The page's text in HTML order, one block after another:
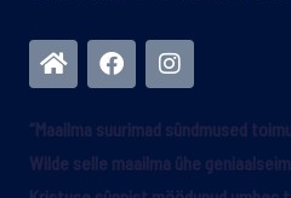
H
o
e
F
a
e
o
I
n
t
g
“Maailma suurimad sündmused
Wilde selle maailma ühe